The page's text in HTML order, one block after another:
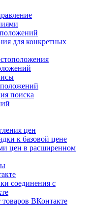
для конкретных
поиска
цен
к базовой цене
цен в расширенном
соединения с
ВКонтакте